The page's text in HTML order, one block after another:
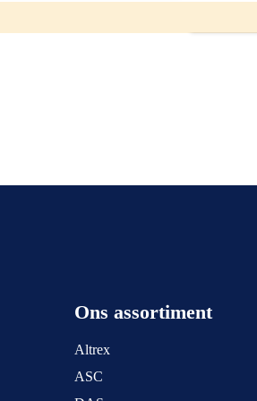
0511-402564. Een mail sturen
Ons assortiment
Altrex
ASC